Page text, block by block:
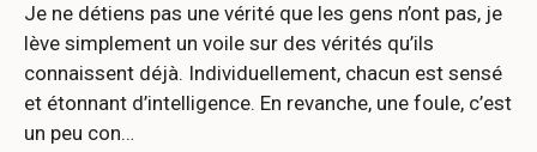
Je ne détiens pas une vérité que les gens n’ont pas, je
lève simplement un voile sur des vérités qu’ils
connaissent déjà. Individuellement, chacun est sensé
et étonnant d’intelligence. En revanche, une foule, c’est
un peu con…